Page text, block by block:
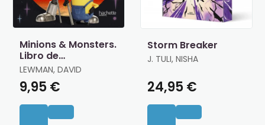
Minions & Monsters.
Libro de
Actividades Oficial
LEWMAN, DAVID
9,95 €
Storm Breaker
J. TULI, NISHA
24,95 €